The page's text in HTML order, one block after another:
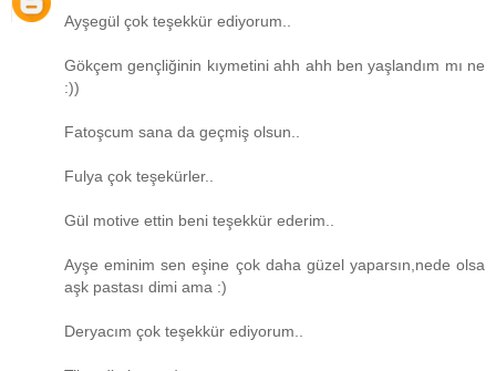
Ayşegül çok teşekkür ediyorum..
Gökçem gençliğinin kıymetini ahh ahh ben yaşlandım mı ne
:))
Fatoşcum sana da geçmiş olsun..
Fulya çok teşekürler..
Gül motive ettin beni teşekkür ederim..
Ayşe eminim sen eşine çok daha güzel yaparsın,nede olsa
aşk pastası dimi ama :)
Deryacım çok teşekkür ediyorum..